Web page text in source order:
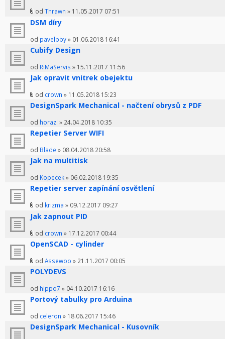
od Thrawn » 11.05.2017 07:51
DSM díry
od pavelpby» 01.06.2018 16:41
Cubify Design
od RiMaServis » 15.11.2017 11:56
Jak opravit vnitrek obejektu
od crown » 11.05.2018 15:23
DesignSpark Mechanical - načtení obrysů z PDF
od horazl » 24.04.2018 10:35
Repetier Server WIFI
od Blade » 08.04.2018 20:58
Jak na multitisk
od Kopecek» 06.02.2018 19:35
Repetier server zapínání osvětlení
od krizma » 09.12.2017 09:27
Jak zapnout PID
od crown » 17.12.2017 00:44
OpenSCAD - cylinder
od Assewoo » 21.11.2017 00:05
POLYDEVS
od hippo7 » 04.10.2017 16:16
Portový tabulky pro Arduina
od celeron » 18.06.2017 15:46
DesignSpark Mechanical - Kusovník